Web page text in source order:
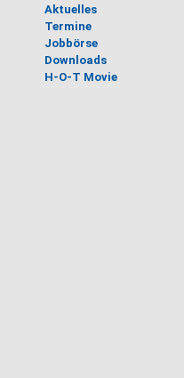
Aktuelles
Termine
Jobbörse
Downloads
H-O-T Movie